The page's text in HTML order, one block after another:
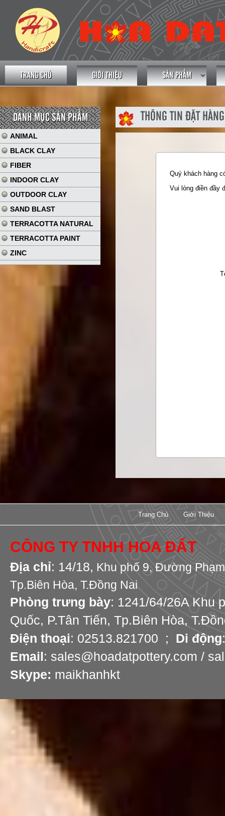
TRANG CHỦ GIỚI THIỆU SẢN PHẨM
DANH MỤC SẢN PHẨM
ANIMAL
BLACK CLAY
FIBER
INDOOR CLAY
OUTDOOR CLAY
SAND BLAST
TERRACOTTA NATURAL
TERRACOTTA PAINT
ZINC
THÔNG TIN ĐẶT HÀNG
Quý khách hàng
Vui lòng điền đầy
Trang Chủ Giới Thiệu
CÔNG TY TNHH HOA ĐẤT
Địa chỉ: 14/18, Khu phố 9,Đường Phạm
Tp.Biên Hòa, T.Đồng Nai
Phòng trưng bày: 1241/64/26A Khu
Quốc, P.Tân Tiến, Tp.Biên Hòa,
Điện thoại: 02513.821700 ; Di động
Email: sales@hoadatpottery.com /
Skype: maikhanhkt